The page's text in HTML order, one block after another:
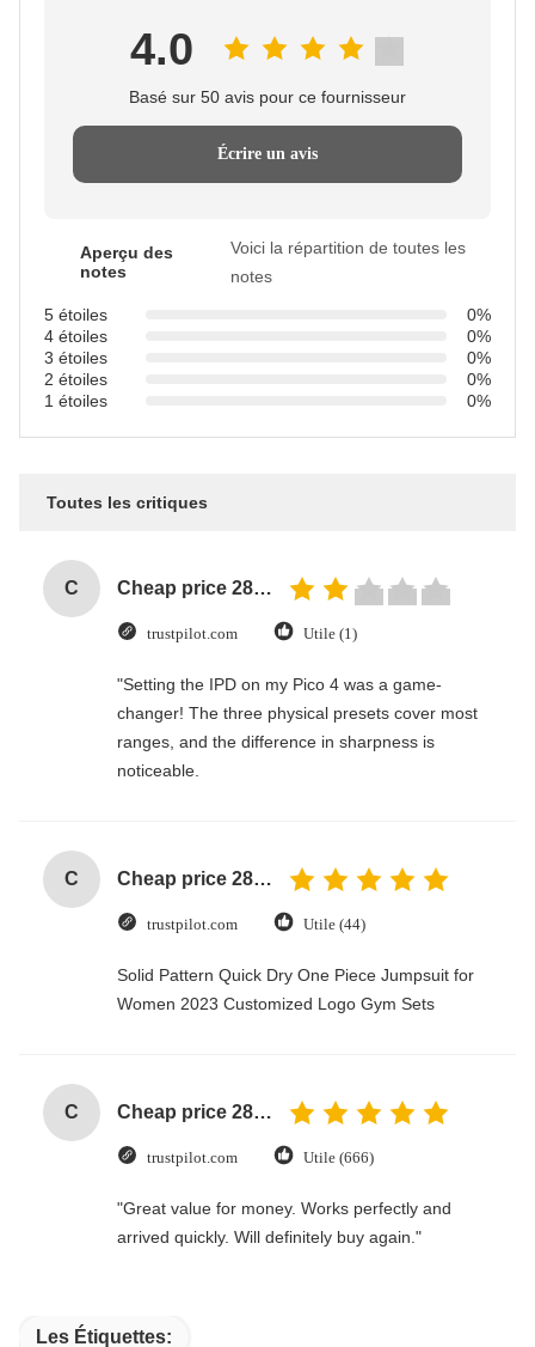
4.0
Basé sur 50 avis pour ce fournisseur
Écrire un avis
Aperçu des
notes
Voici la répartition de toutes les
notes
5 étoiles
0%
4 étoiles
0%
3 étoiles
0%
2 étoiles
0%
1 étoiles
0%
Toutes les critiques
C Cheap price 28mm Aluminium Curtain Rod 1.2mm thickness with plastic final
trustpilot.com Utile (1)
"Setting the IPD on my Pico 4 was a game-
changer! The three physical presets cover most
ranges, and the difference in sharpness is
noticeable.
C Cheap price 28mm Aluminium Curtain Rod 1.2mm thickness with plastic final
trustpilot.com Utile (44)
Solid Pattern Quick Dry One Piece Jumpsuit for
Women 2023 Customized Logo Gym Sets
C Cheap price 28mm Aluminium Curtain Rod 1.2mm thickness with plastic final
trustpilot.com Utile (666)
"Great value for money. Works perfectly and
arrived quickly. Will definitely buy again."
Les Étiquettes: